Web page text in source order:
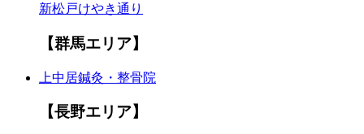
新松戸けやき通り
【群馬エリア】
上中居鍼灸・整骨院
【長野エリア】